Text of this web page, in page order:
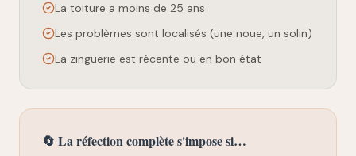
La toiture a moins de 25 ans
Les problèmes sont localisés (une noue, un solin)
La zinguerie est récente ou en bon état
🔄 La réfection complète s'impose si…